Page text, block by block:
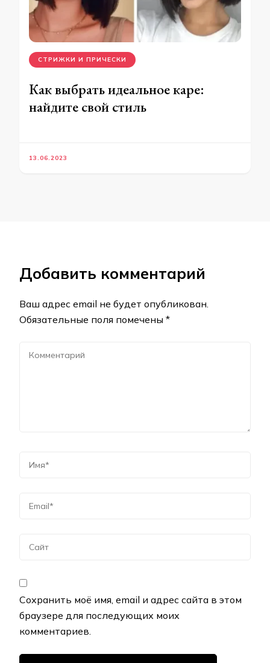
СТРИЖКИ И ПРИЧЕСКИ
Как выбрать идеальное каре:
найдите свой стиль
13.06.2023
Добавить комментарий
Ваш адрес email не будет опубликован.
Обязательные поля помечены *
Сохранить моё имя, email и адрес сайта в этом
браузере для последующих моих
комментариев.